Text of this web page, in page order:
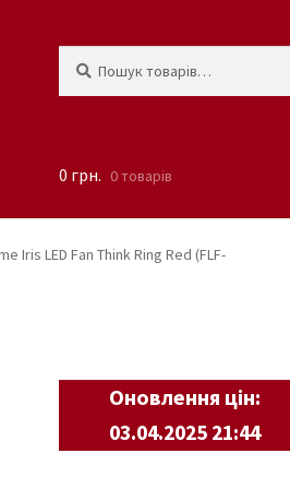
0 грн. 0 товарів
Iris LED Fan Think Ring Red (FLF-
Оновлення цін:
03.04.2025 21:44